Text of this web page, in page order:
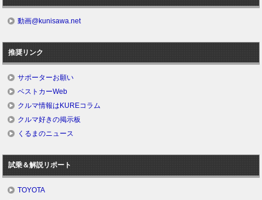
動画@kunisawa.net
推奨リンク
サポーターお願い
ベストカーWeb
クルマ情報はKUREコラム
クルマ好きの掲示板
くるまのニュース
試乗＆解説リポート
TOYOTA